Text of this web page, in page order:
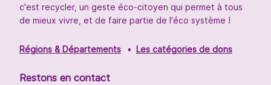
c'est recycler, un geste éco-citoyen qui permet à tous
de mieux vivre, et de faire partie de l'éco système !
Régions & Départements Les catégories de dons
Restons en contact